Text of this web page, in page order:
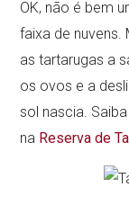
OK, não é bem
faixa de
as tartarugas a
os ovos e a
sol nascia.
na Reserva de